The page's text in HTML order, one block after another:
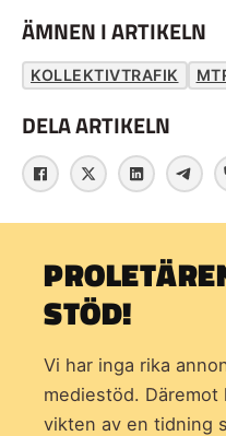
ÄMNEN I ARTIKELN
KOLLEKTIVTRAFIK
DELA ARTIKELN
STÖD!
Vi har inga rika
mediestöd. Däremot
vikten av en tidning